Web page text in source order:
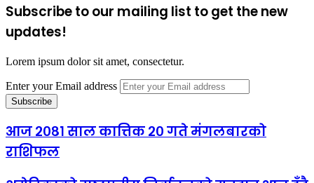
Subscribe to our mailing list to get the new
updates!
Lorem ipsum dolor sit amet, consectetur.
Enter your Email address
आज २०८१ साल कात्तिक २० गते मंगलबारको
राशिफल